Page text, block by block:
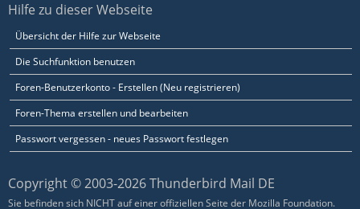
Hilfe zu dieser Webseite
Übersicht der Hilfe zur Webseite
Die Suchfunktion benutzen
Foren-Benutzerkonto - Erstellen (Neu registrieren)
Foren-Thema erstellen und bearbeiten
Passwort vergessen - neues Passwort festlegen
Copyright © 2003-2026 Thunderbird Mail DE
Sie befinden sich NICHT auf einer offiziellen Seite der Mozilla Foundation.